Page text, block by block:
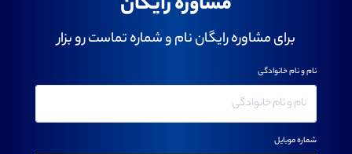
برای مشاوره رایگان نام و شماره تماست رو بزار
نام و نام خانوادگی
شماره موبایل